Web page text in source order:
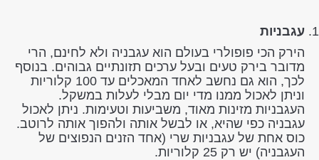
עגבניות
הירק הכי פופולרי בעולם הוא עגבניה ולא לחינם, הרי
מדובר בירק טעים ובעל ערכים תזונתיים גבוהים. בנוסף
לכך, הוא גם נחשב לאחד המאכלים עד 100 קלוריות
וניתן לאכול ממנו מדי יום מבלי לעלות במשקל.
העגבניות מזינות מאוד, משביעות וטעימות. ניתן לאכול
עגבניה כפי שהיא, או לבשל אותה ולהפוך אותה לרוטב.
כוס אחת של עגבניות שרי (אחד הזנים הנפוצים של
העגבניה) יש רק 25 קלוריות.